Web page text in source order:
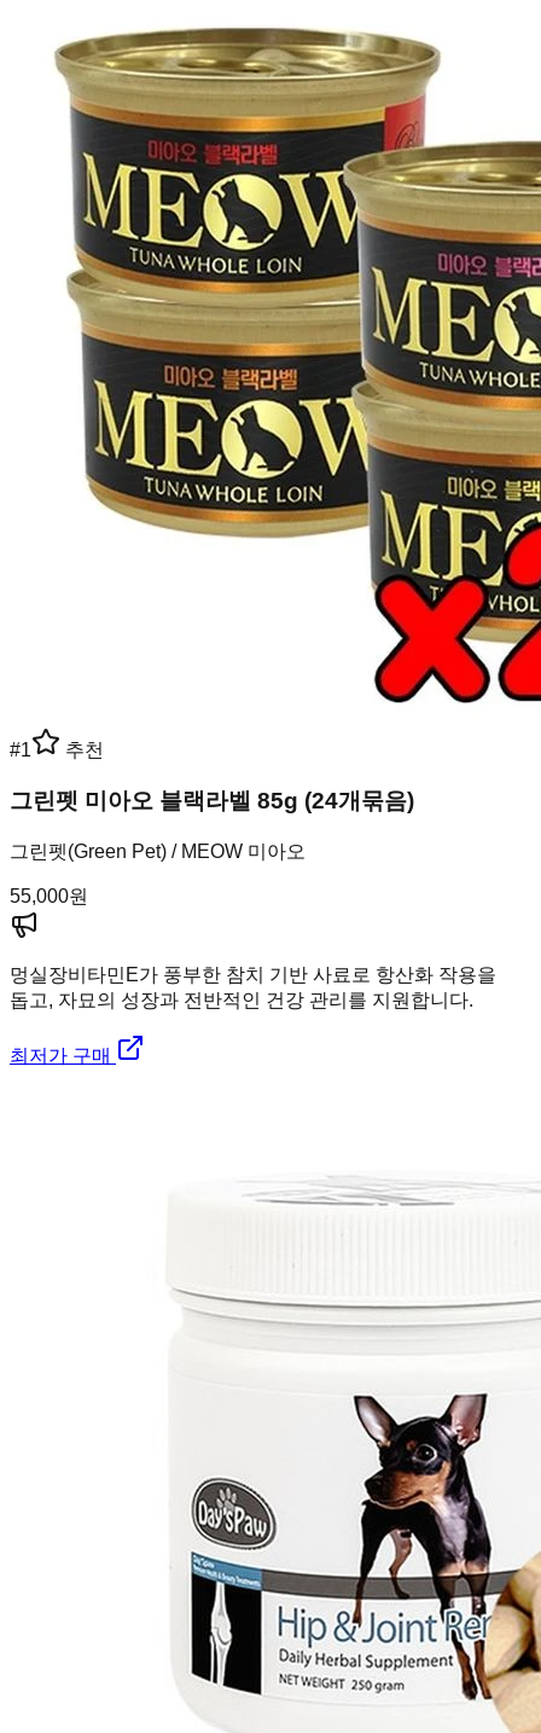
#1 추천
그린펫 미아오 블랙라벨 85g (24개묶음)
그린펫(Green Pet) / MEOW 미아오
55,000원
멍실장비타민E가 풍부한 참치 기반 사료로 항산화 작용을
돕고, 자묘의 성장과 전반적인 건강 관리를 지원합니다.
최저가 구매